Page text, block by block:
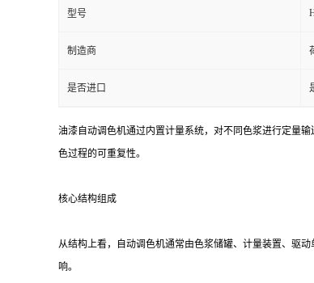
型号
制造商
是否进口
油漆自动调色机通过内置计量系统，对不同色浆进行定量
色过程的可重复性。
核心结构组成
从结构上看，自动调色机通常由色浆储罐、计量装置、驱
响。